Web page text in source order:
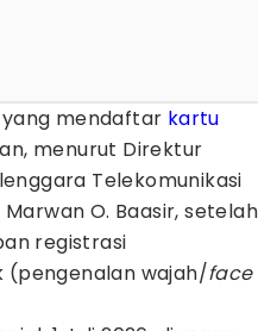
mendaftar kartu
menurut Direktur
Telekomunikasi
O. Baasir, setelah
registrasi
(pengenalan wajah/face